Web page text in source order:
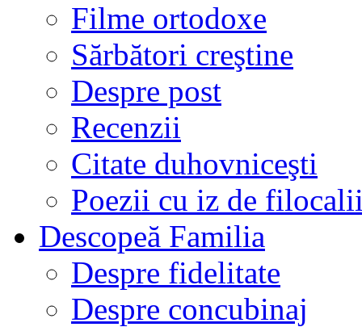
Filme ortodoxe
Sărbători creştine
Despre post
Recenzii
Citate duhovniceşti
Poezii cu iz de
Descopeă Familia
Despre fidelitate
Despre concubinaj